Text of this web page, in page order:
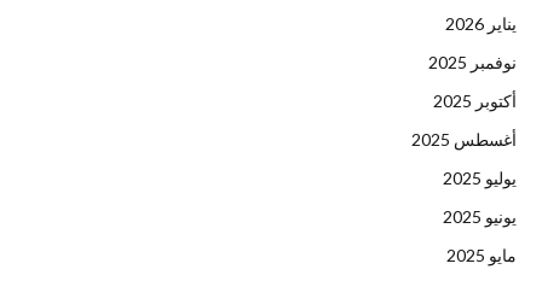
يناير 2026
نوفمبر 2025
أكتوبر 2025
أغسطس 2025
يوليو 2025
يونيو 2025
مايو 2025